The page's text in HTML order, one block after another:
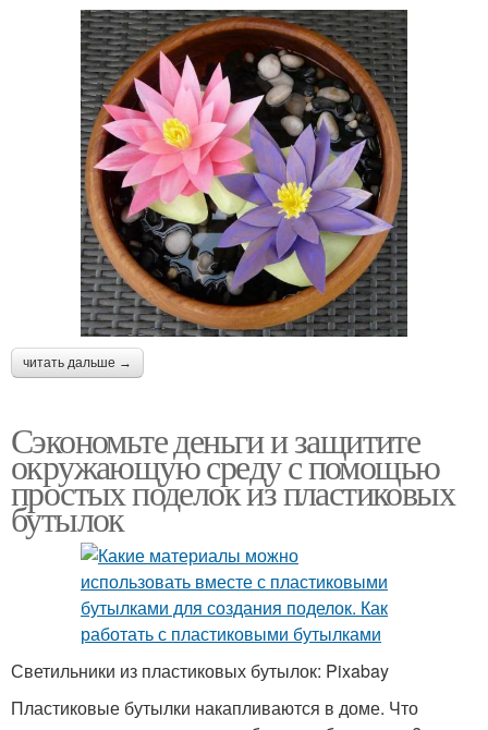
читать дальше →
Сэкономьте деньги и защитите
окружающую среду с помощью
простых поделок из пластиковых
бутылок
Светильники из пластиковых бутылок: Pixabay
Пластиковые бутылки накапливаются в доме. Что